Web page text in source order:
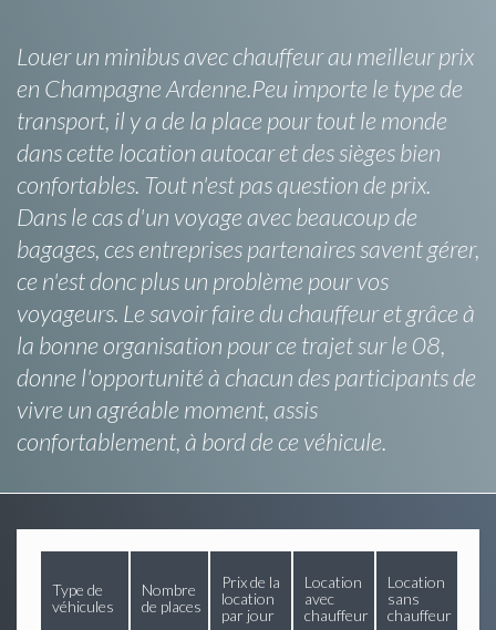
Louer un minibus avec chauffeur au meilleur prix
en Champagne Ardenne.Peu importe le type de
transport, il y a de la place pour tout le monde
dans cette location autocar et des sièges bien
confortables. Tout n'est pas question de prix.
Dans le cas d'un voyage avec beaucoup de
bagages, ces entreprises partenaires savent gérer,
ce n'est donc plus un problème pour vos
voyageurs. Le savoir faire du chauffeur et grâce à
la bonne organisation pour ce trajet sur le 08,
donne l'opportunité à chacun des participants de
vivre un agréable moment, assis
confortablement, à bord de ce véhicule.
Type de
véhicules
Nombre
de places
Prix de la
location
par jour
Location
avec
chauffeur
Location
sans
chauffeur